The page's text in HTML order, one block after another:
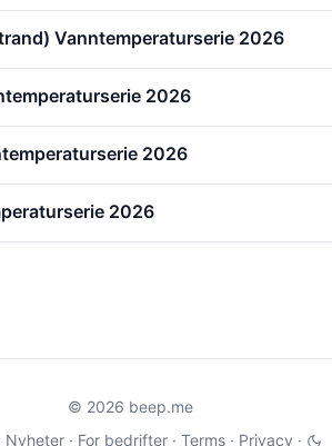
Vanntemperaturserie 2026
2026
2026
2026
© 2026 beep.me
Nyheter · For bedrifter · Terms · Privacy ·